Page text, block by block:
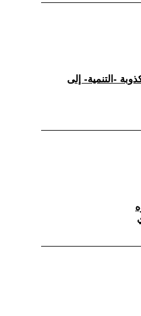
-التنمية- إلى